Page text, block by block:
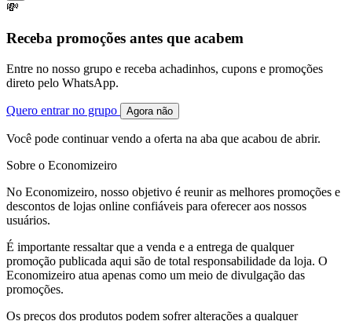
💸
Receba promoções antes que acabem
Entre no nosso grupo e receba achadinhos, cupons e promoções
direto pelo WhatsApp.
Quero entrar no grupo Agora não
Você pode continuar vendo a oferta na aba que acabou de abrir.
Sobre o Economizeiro
No Economizeiro, nosso objetivo é reunir as melhores promoções e
descontos de lojas online confiáveis para oferecer aos nossos
usuários.
É importante ressaltar que a venda e a entrega de qualquer
promoção publicada aqui são de total responsabilidade da loja. O
Economizeiro atua apenas como um meio de divulgação das
promoções.
Os preços dos produtos podem sofrer alterações a qualquer